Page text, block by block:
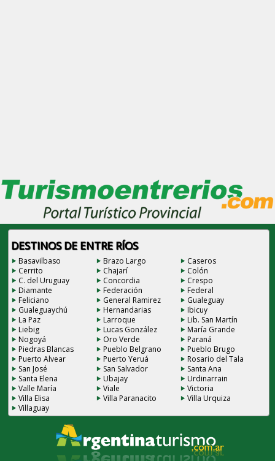
DESTINOS DE ENTRE RÍOS
Basavilbaso Brazo Largo
Caseros
Cerrito
Chajarí
Colón
C. del Uruguay
Concordia
Crespo
Diamante
Federación
Federal
Feliciano
General Ramirez
Gualeguay
Gualeguaychú
Hernandarias
Ibicuy
La Paz
Larroque
Lib. San Martín
Liebig
Lucas González
María Grande
Nogoyá
Oro Verde
Paraná
Piedras Blancas
Pueblo Belgrano
Pueblo Brugo
Puerto Alvear
Puerto Yeruá
Rosario del Tala
San José
San Salvador
Santa Ana
Santa Elena
Ubajay
Urdinarrain
Valle María
Viale
Victoria
Villa Elisa
Villa Paranacito
Villa Urquiza
Villaguay